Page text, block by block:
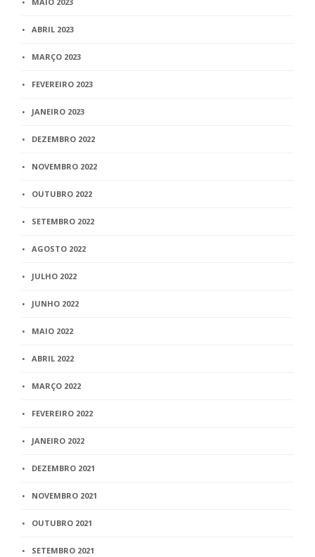
ABRIL 2023
MARÇO 2023
FEVEREIRO 2023
JANEIRO 2023
DEZEMBRO 2022
NOVEMBRO 2022
OUTUBRO 2022
SETEMBRO 2022
AGOSTO 2022
JULHO 2022
JUNHO 2022
MAIO 2022
ABRIL 2022
MARÇO 2022
FEVEREIRO 2022
JANEIRO 2022
DEZEMBRO 2021
NOVEMBRO 2021
OUTUBRO 2021
SETEMBRO 2021